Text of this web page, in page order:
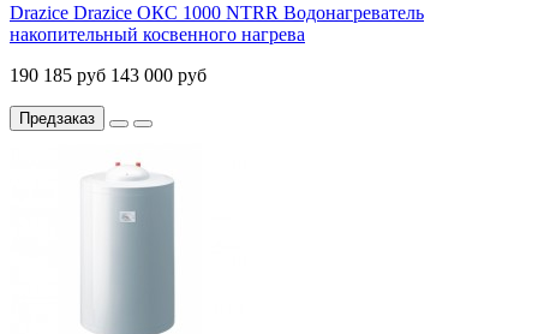
Drazice Drazice ОКС 1000 NTRR Водонагреватель
накопительный косвенного нагрева
190 185 руб 143 000 руб
Предзаказ